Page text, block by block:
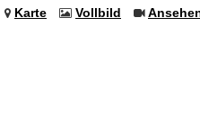
Karte Vollbild